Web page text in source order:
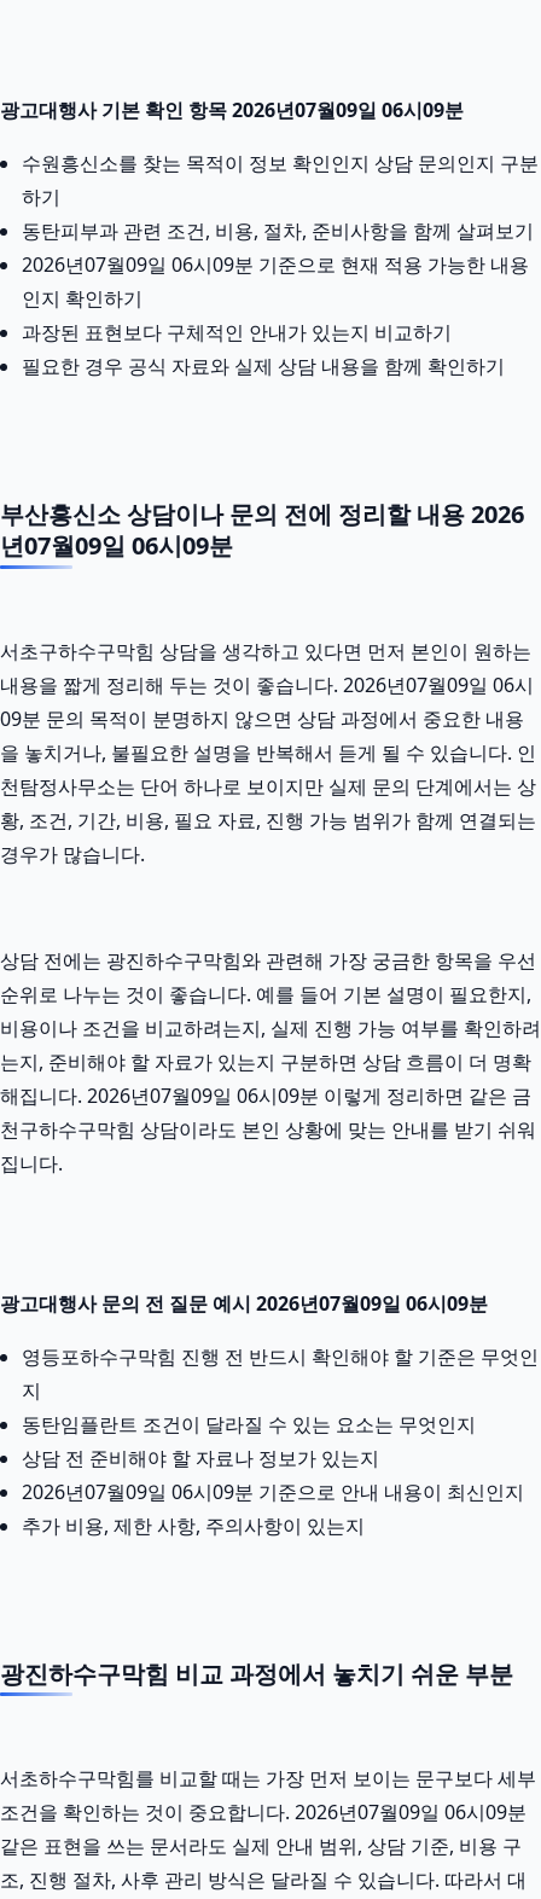
광고대행사 기본 확인 항목 2026년07월09일 06시09분
수원흥신소를 찾는 목적이 정보 확인인지 상담 문의인지 구분
하기
동탄피부과 관련 조건, 비용, 절차, 준비사항을 함께 살펴보기
2026년07월09일 06시09분 기준으로 현재 적용 가능한 내용
인지 확인하기
과장된 표현보다 구체적인 안내가 있는지 비교하기
필요한 경우 공식 자료와 실제 상담 내용을 함께 확인하기
부산흥신소 상담이나 문의 전에 정리할 내용 2026
년07월09일 06시09분
서초구하수구막힘 상담을 생각하고 있다면 먼저 본인이 원하는
내용을 짧게 정리해 두는 것이 좋습니다. 2026년07월09일 06시
09분 문의 목적이 분명하지 않으면 상담 과정에서 중요한 내용
을 놓치거나, 불필요한 설명을 반복해서 듣게 될 수 있습니다. 인
천탐정사무소는 단어 하나로 보이지만 실제 문의 단계에서는 상
황, 조건, 기간, 비용, 필요 자료, 진행 가능 범위가 함께 연결되는
경우가 많습니다.
상담 전에는 광진하수구막힘와 관련해 가장 궁금한 항목을 우선
순위로 나누는 것이 좋습니다. 예를 들어 기본 설명이 필요한지,
비용이나 조건을 비교하려는지, 실제 진행 가능 여부를 확인하려
는지, 준비해야 할 자료가 있는지 구분하면 상담 흐름이 더 명확
해집니다. 2026년07월09일 06시09분 이렇게 정리하면 같은 금
천구하수구막힘 상담이라도 본인 상황에 맞는 안내를 받기 쉬워
집니다.
광고대행사 문의 전 질문 예시 2026년07월09일 06시09분
영등포하수구막힘 진행 전 반드시 확인해야 할 기준은 무엇인
지
동탄임플란트 조건이 달라질 수 있는 요소는 무엇인지
상담 전 준비해야 할 자료나 정보가 있는지
2026년07월09일 06시09분 기준으로 안내 내용이 최신인지
추가 비용, 제한 사항, 주의사항이 있는지
광진하수구막힘 비교 과정에서 놓치기 쉬운 부분
서초하수구막힘를 비교할 때는 가장 먼저 보이는 문구보다 세부
조건을 확인하는 것이 중요합니다. 2026년07월09일 06시09분
같은 표현을 쓰는 문서라도 실제 안내 범위, 상담 기준, 비용 구
조, 진행 절차, 사후 관리 방식은 달라질 수 있습니다. 따라서 대